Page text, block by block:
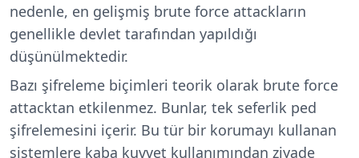
nedenle, en gelişmiş brute force attackların
genellikle devlet tarafından yapıldığı
düşünülmektedir.
Bazı şifreleme biçimleri teorik olarak brute force
attacktan etkilenmez. Bunlar, tek seferlik ped
şifrelemesini içerir. Bu tür bir korumayı kullanan
sistemlere kaba kuvvet kullanımından ziyade